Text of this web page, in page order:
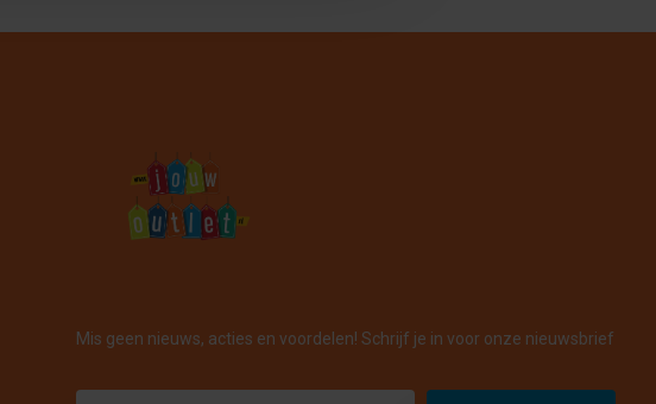
Mis geen nieuws, acties en voordelen! Schrijf je in voor onze nieuwsbrief